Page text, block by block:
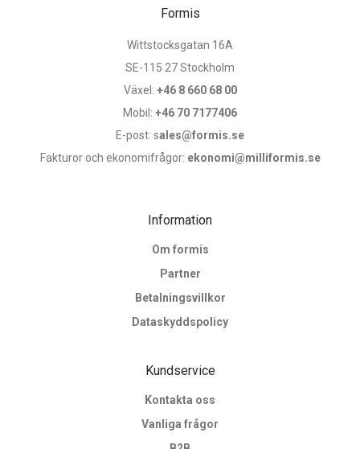
Formis
Wittstocksgatan 16A
SE-115 27 Stockholm
Växel: +46 8 660 68 00
Mobil: +46 70 7177406
E-post: sales@formis.se
Fakturor och ekonomifrågor: ekonomi@milliformis.se
Information
Om formis
Partner
Betalningsvillkor
Dataskyddspolicy
Kundservice
Kontakta oss
Vanliga frågor